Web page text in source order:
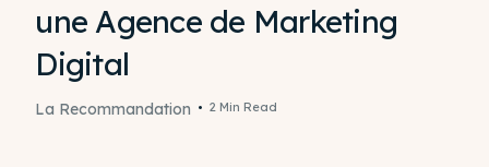
une Agence de Marketing
Digital
La Recommandation 2 Min Read